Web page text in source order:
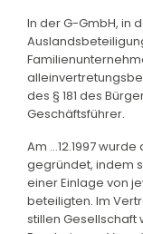
In der G-GmbH, in
des § 181 des
Geschäftsführer.
Am ...12.1997
gegründet, indem
einer Einlage von
beteiligten. Im
stillen Gesellschaft